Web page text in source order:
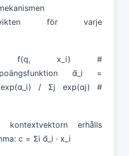
för varje
f(q, x_i) #
α̃_i =
/ Σj exp(αj) #
kontextvektorn erhålls
c = Σi α̃_i · x_i